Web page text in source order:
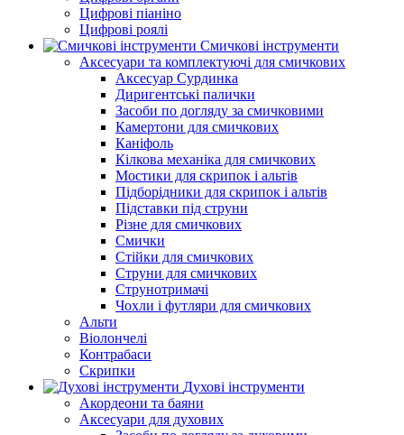
Цифрові піаніно
Цифрові роялі
Смичкові інструменти
Аксесуари та комплектуючі для смичкових
Аксесуар Сурдинка
Диригентські палички
Засоби по догляду за смичковими
Камертони для смичкових
Каніфоль
Кілкова механіка для смичкових
Мостики для скрипок і альтів
Підборiдники для скрипок і альтів
Підставки під струни
Різне для смичкових
Смички
Стійки для смичкових
Струни для смичкових
Струнотримачі
Чохли і футляри для смичкових
Альти
Віолончелі
Контрабаси
Скрипки
Духові інструменти
Акордеони та баяни
Аксесуари для духових